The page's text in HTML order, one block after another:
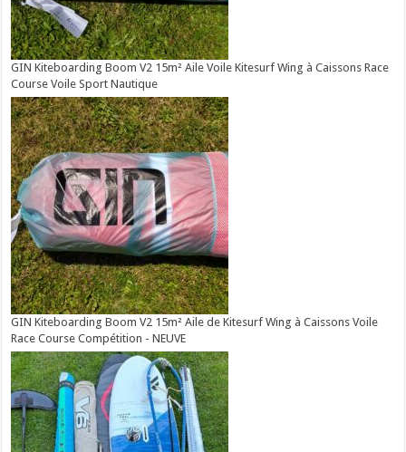
GIN Kiteboarding Boom V2 15m² Aile Voile Kitesurf Wing à Caissons Race
Course Voile Sport Nautique
GIN Kiteboarding Boom V2 15m² Aile de Kitesurf Wing à Caissons Voile
Race Course Compétition - NEUVE